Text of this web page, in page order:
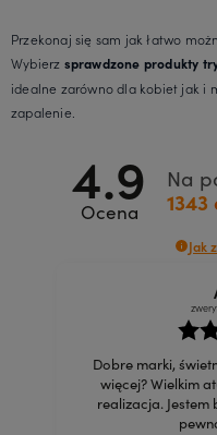
Przekonaj się sam jak łatwo
Wybierz sprawdzone produkty
idealne zarówno dla kobiet jak i
zapalenie.
4.9
Ocena
Na
1343
Jak
Dobre marki,
więcej? Wielkim
realizacja.